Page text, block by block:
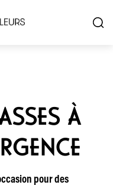
À
pour des